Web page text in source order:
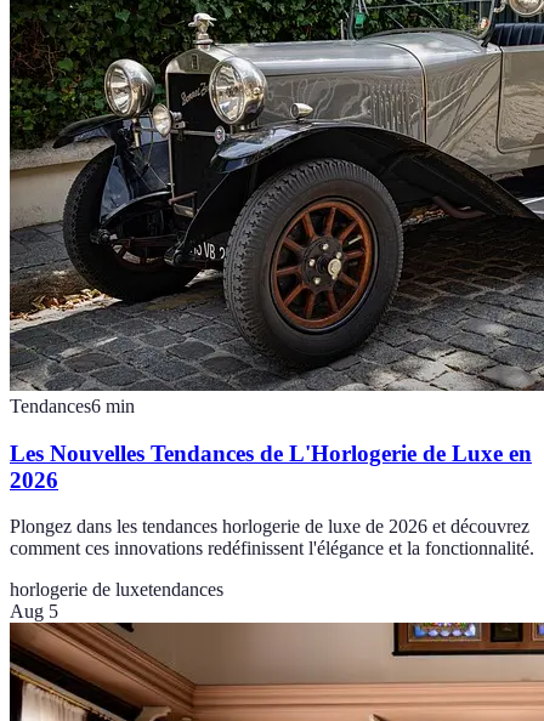
Tendances6 min
Les Nouvelles Tendances de L'Horlogerie de Luxe en
2026
Plongez dans les tendances horlogerie de luxe de 2026 et découvrez
comment ces innovations redéfinissent l'élégance et la fonctionnalité.
horlogerie de luxetendances
Aug 5